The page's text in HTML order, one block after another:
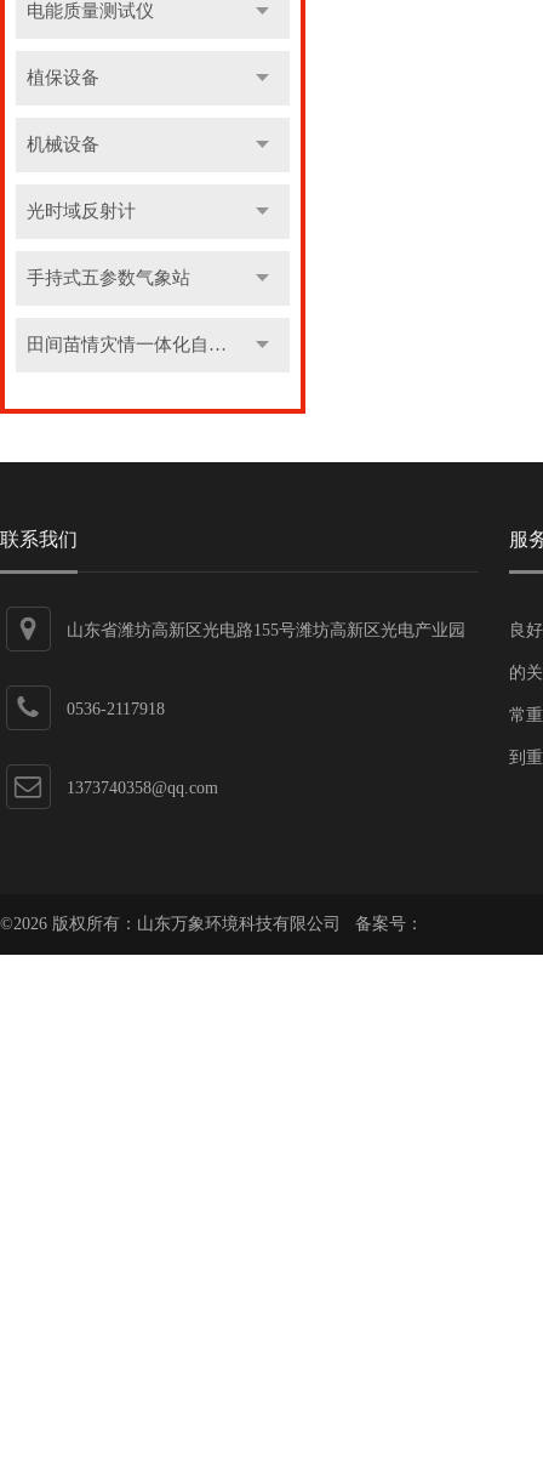
电能质量测试仪
植保设备
机械设备
光时域反射计
手持式五参数气象站
田间苗情灾情一体化自动监测系统
联系我们
山东省潍坊高新区光电路155号潍坊高新区光电产业园
0536-2117918
1373740358@qq.com
服
良
的
常
到
©2026 版权所有：山东万象环境科技有限公司 备案号：